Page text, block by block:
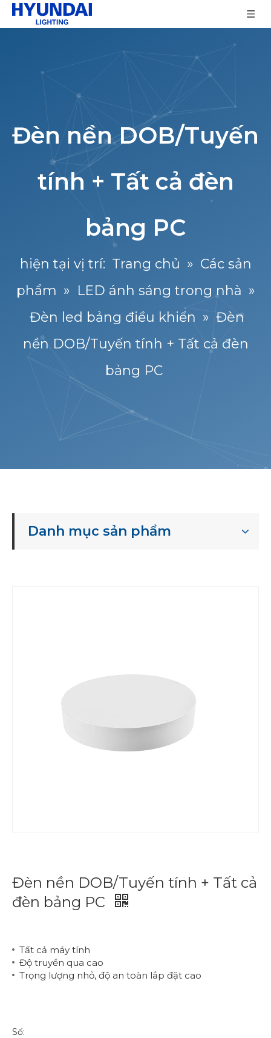
Đèn nền DOB/Tuyến
tính + Tất cả đèn
bảng PC
hiện tại vị trí: Trang chủ » Các sản
phẩm » LED ánh sáng trong nhà »
Đèn led bảng điều khiển » Đèn
nền DOB/Tuyến tính + Tất cả đèn
bảng PC
Danh mục sản phẩm
Đèn nền DOB/Tuyến tính + Tất cả
đèn bảng PC
Tất cả máy tính
Độ truyền qua cao
Trọng lượng nhỏ, độ an toàn lắp đặt cao
Số: